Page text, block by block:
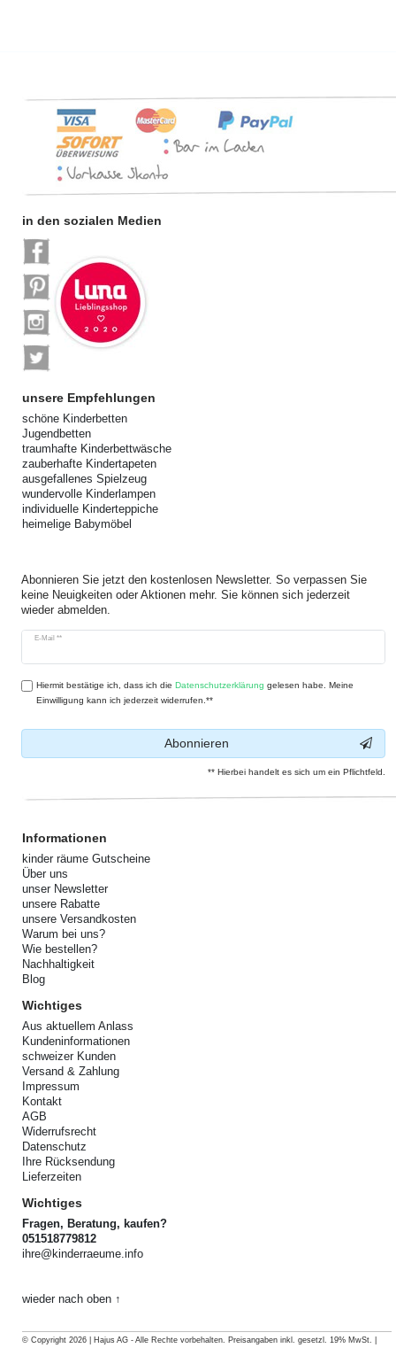
in den sozialen Medien
unsere Empfehlungen
schöne Kinderbetten
Jugendbetten
traumhafte Kinderbettwäsche
zauberhafte Kindertapeten
ausgefallenes Spielzeug
wundervolle Kinderlampen
individuelle Kinderteppiche
heimelige Babymöbel
Abonnieren Sie jetzt den kostenlosen Newsletter. So verpassen Sie
keine Neuigkeiten oder Aktionen mehr. Sie können sich jederzeit
wieder abmelden.
E-Mail **
Newsletter
Hiermit bestätige ich, dass ich dieDaten­schutz­erklärung gelesen habe. Meine
Einwilligung kann ich jederzeit widerrufen.**
Abonnieren
** Hierbei handelt es sich um ein Pflichtfeld.
Informationen
kinder räume Gutscheine
Über uns
unser Newsletter
unsere Rabatte
unsere Versandkosten
Warum bei uns?
Wie bestellen?
Nachhaltigkeit
Blog
Wichtiges
Aus aktuellem Anlass
Kundeninformationen
schweizer Kunden
Versand & Zahlung
Impressum
Kontakt
AGB
Widerrufsrecht
Datenschutz
Ihre Rücksendung
Lieferzeiten
Wichtiges
Fragen, Beratung, kaufen?
051518779812
ihre@kinderraeume.info
wieder nach oben ↑
© Copyright 2026 | Hajus AG - Alle Rechte vorbehalten. Preisangaben inkl. gesetzl. 19% MwSt. |